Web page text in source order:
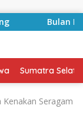
Bulan
Sumatra
Kenakan Seragam